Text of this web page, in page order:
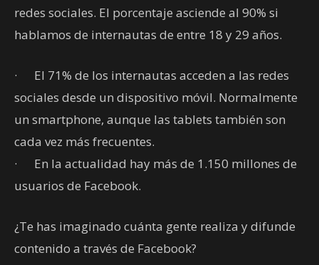
redes sociales. El porcentaje asciende al 90% si
hablamos de internautas de entre 18 y 29 años.
· El 71% de los internautas acceden a las redes
sociales desde un dispositivo móvil. Normalmente
un smartphone, aunque las tablets también son
cada vez más frecuentes.
· En la actualidad hay más de 1.150 millones de
usuarios de Facebook.
¿Te has imaginado cuánta gente realiza y difunde
contenido a través de Facebook?